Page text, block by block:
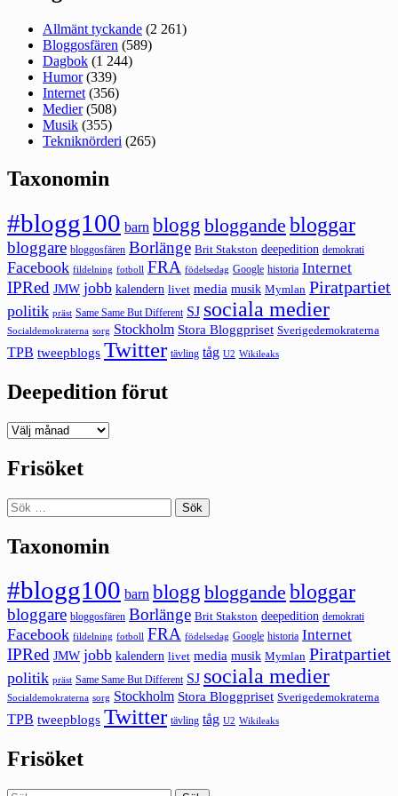
Allmänt tyckande (2 261)
Bloggosfären (589)
Dagbok (1 244)
Humor(339)
Internet (356)
Medier(508)
Musik (355)
Tekniknörderi (265)
Taxonomin
#blogg100 barn blogg bloggande bloggar
bloggare bloggosfären Borlänge Brit Stakston deepedition demokrati
Facebook fildelning fotboll FRA födelsedag Google historia Internet
IPRed JMW jobb kalendern livet media musik Mymlan Piratpartiet
politik präst Same Same But Different SJ sociala medier
Socialdemokraterna sorg Stockholm Stora Bloggpriset Sverigedemokraterna
TPB tweepblogs Twitter tävling tåg U2 Wikileaks
Deepedition förut
Deepedition
Frisöket
Sök
efter:
Taxonomin
#blogg100 barn blogg bloggande bloggar
bloggare bloggosfären Borlänge Brit Stakston deepedition demokrati
Facebook fildelning fotboll FRA födelsedag Google historia Internet
IPRed JMW jobb kalendern livet media musik Mymlan Piratpartiet
politik präst Same Same But Different SJ sociala medier
Socialdemokraterna sorg Stockholm Stora Bloggpriset Sverigedemokraterna
TPB tweepblogs Twitter tävling tåg U2 Wikileaks
Frisöket